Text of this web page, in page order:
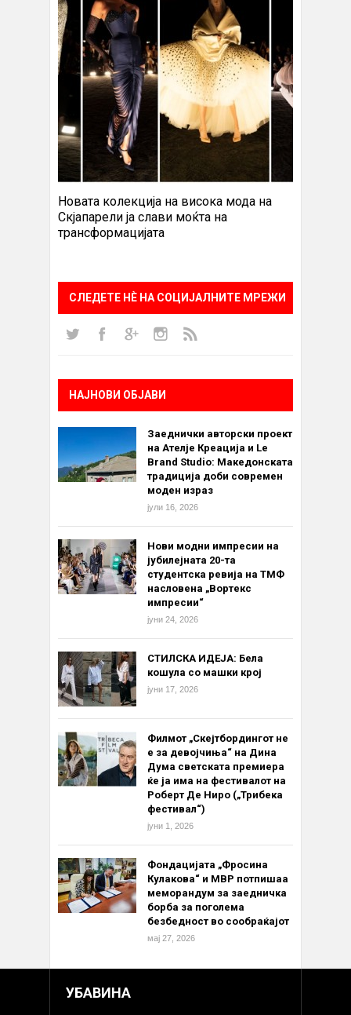
Новата колекција на висока мода на
Скјапарели ја слави моќта на
трансформацијата
СЛЕДЕТЕ НÈ НА СОЦИЈАЛНИТЕ МРЕЖИ
НАЈНОВИ ОБЈАВИ
Заеднички авторски проект
на Ателје Креација и Le
Brand Studio: Македонската
традиција доби современ
моден израз
јули 16, 2026
Нови модни импресии на
јубилејната 20-та
студентска ревија на ТМФ
насловена „Вортекс
импресии“
јуни 24, 2026
СТИЛСКА ИДЕЈА: Бела
кошула со машки крој
јуни 17, 2026
Филмот „Скејтбордингот не
е за девојчиња“ на Дина
Дума светската премиера
ќе ја има на фестивалот на
Роберт Де Ниро („Трибека
фестивал“)
јуни 1, 2026
Фондацијата „Фросина
Кулакова“ и МВР потпишаа
меморандум за заедничка
борба за поголема
безбедност во сообраќајот
мај 27, 2026
УБАВИНА